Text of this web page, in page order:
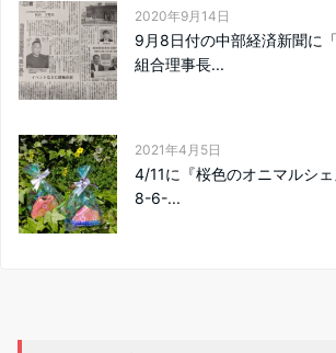
2020年9月14日
9月8日付の中部経済新聞に
組合理事長...
2021年4月5日
4/11に『桜色のオニマルシ
8-6-...